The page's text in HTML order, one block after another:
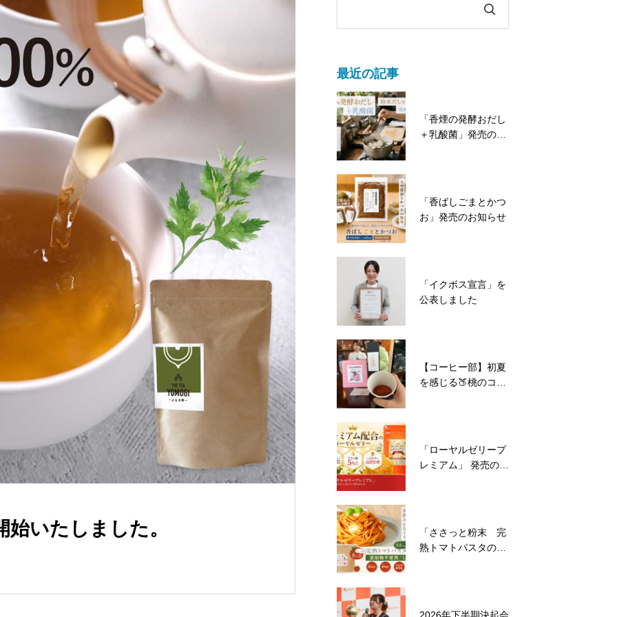
いたしました。
最近の記事
「香煙の発酵おだし
＋乳酸菌」発売のお
「香ばしごまとかつ
お」発売のお知らせ
「イクボス宣言」を
公表しました
【コーヒー部】初夏
を感じる🍑桃のコー
「ローヤルゼリープ
レミアム」 発売のお
「ささっと粉末 完
熟トマトパスタの